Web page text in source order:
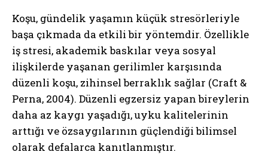
Koşu, gündelik yaşamın küçük stresörleriyle
başa çıkmada da etkili bir yöntemdir. Özellikle
iş stresi, akademik baskılar veya sosyal
ilişkilerde yaşanan gerilimler karşısında
düzenli koşu, zihinsel berraklık sağlar (Craft &
Perna, 2004). Düzenli egzersiz yapan bireylerin
daha az kaygı yaşadığı, uyku kalitelerinin
arttığı ve özsaygılarının güçlendiği bilimsel
olarak defalarca kanıtlanmıştır.